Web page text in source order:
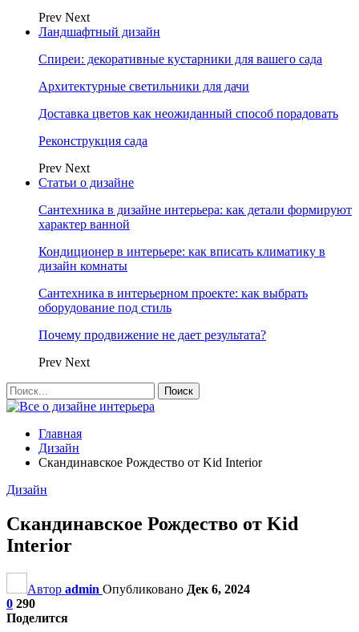
Prev Next
Ландшафтный дизайн
Спиреи: декоративные кустарники для вашего сада
Архитектурные светильники для дачи
Доставка цветов как неожиданный способ порадовать
Реконструкция сада
Prev Next
Статьи о дизайне
Сантехника в дизайне интерьера: как детали формируют
характер ванной
Кондиционер в интерьере: как вписать климатику в
дизайн комнаты
Сантехника в интерьерном проекте: как выбрать
оборудование под стиль
Почему продвижение не дает результата?
Prev Next
Главная
Дизайн
Скандинавское Рождество от Kid Interior
Дизайн
Скандинавское Рождество от Kid
Interior
Автор admin Опубликовано Дек 6, 2024
0 290
Поделится